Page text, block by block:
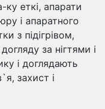
ку еткі, апарати
і апаратного
з підігрівом,
за нігтями і
і доглядають
захист і